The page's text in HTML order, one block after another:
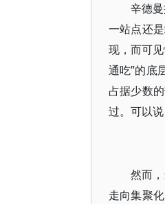
辛德
一站点还
现，而可
通吃”的底
占据少数
过。可以
然而
走向集聚